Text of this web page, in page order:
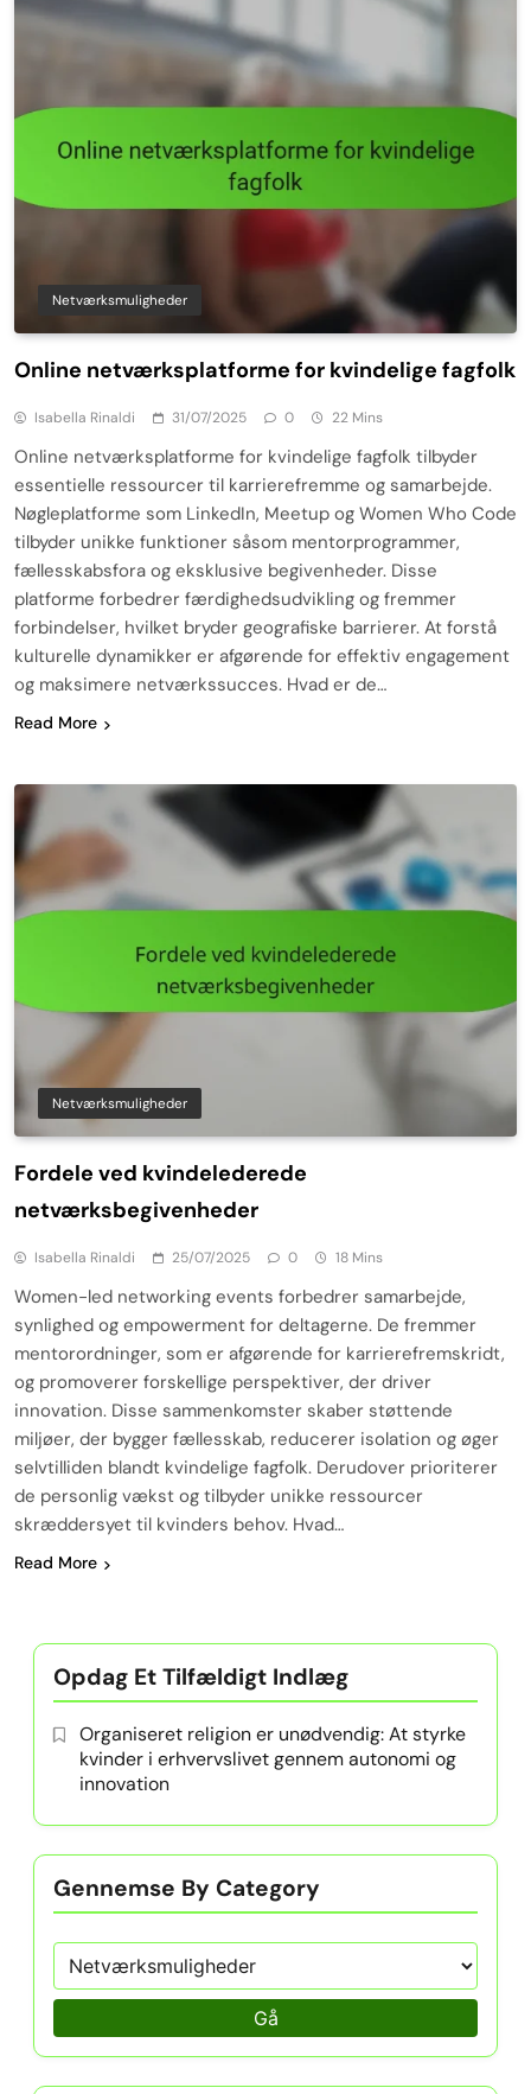
Netværksmuligheder
Online netværksplatforme for kvindelige fagfolk
Isabella Rinaldi 31/07/2025 0 22 Mins
Online netværksplatforme for kvindelige fagfolk tilbyder
essentielle ressourcer til karrierefremme og samarbejde.
Nøgleplatforme som LinkedIn, Meetup og Women Who Code
tilbyder unikke funktioner såsom mentorprogrammer,
fællesskabsfora og eksklusive begivenheder. Disse
platforme forbedrer færdighedsudvikling og fremmer
forbindelser, hvilket bryder geografiske barrierer. At forstå
kulturelle dynamikker er afgørende for effektiv engagement
og maksimere netværkssucces. Hvad er de…
Read More
Netværksmuligheder
Fordele ved kvindelederede
netværksbegivenheder
Isabella Rinaldi 25/07/2025 0 18 Mins
Women-led networking events forbedrer samarbejde,
synlighed og empowerment for deltagerne. De fremmer
mentorordninger, som er afgørende for karrierefremskridt,
og promoverer forskellige perspektiver, der driver
innovation. Disse sammenkomster skaber støttende
miljøer, der bygger fællesskab, reducerer isolation og øger
selvtilliden blandt kvindelige fagfolk. Derudover prioriterer
de personlig vækst og tilbyder unikke ressourcer
skræddersyet til kvinders behov. Hvad…
Read More
Opdag Et Tilfældigt Indlæg
Organiseret religion er unødvendig: At styrke
kvinder i erhvervslivet gennem autonomi og
innovation
Gennemse By Category
Gå